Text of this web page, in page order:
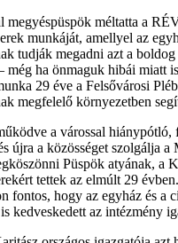
megyéspüspök méltatta a
munkáját, amellyel az
tudják megadni azt a
ha önmaguk hibái miatt
29 éve a Felsővárosi
megfelelő környezetben
a várossal
újra a közösséget
Püspök atyának,
tettek az elmúlt 29
fontos, hogy az egyház és
kedveskedett az intézmény